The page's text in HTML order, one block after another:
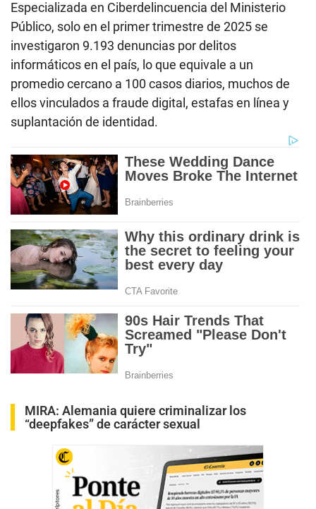
Especializada en Ciberdelincuencia del Ministerio
Público, solo en el primer trimestre de 2025 se
investigaron 9.193 denuncias por delitos
informáticos en el país, lo que equivale a un
promedio cercano a 100 casos diarios, muchos de
ellos vinculados a fraude digital, estafas en línea y
suplantación de identidad.
MIRA: Alemania quiere criminalizar los
“deepfakes” de carácter sexual